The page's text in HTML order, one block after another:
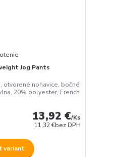
Jog Pants
otvorené nohavice, bočné
20% polyester, French
13,92 €/Ks
11,32 €bez DPH
variant